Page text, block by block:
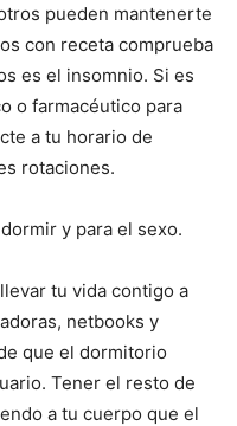
pueden mantenerte
con receta comprueba
es el insomnio. Si es
o farmacéutico para
a tu horario de
rotaciones.
y para el sexo.
tu vida contigo a
netbooks y
que el dormitorio
Tener el resto de
a tu cuerpo que el